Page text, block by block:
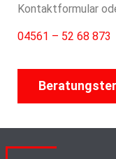
Kontaktformular
04561 – 52 68 873